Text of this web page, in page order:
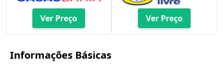
Ver Preço Ver Preço
Informações Básicas